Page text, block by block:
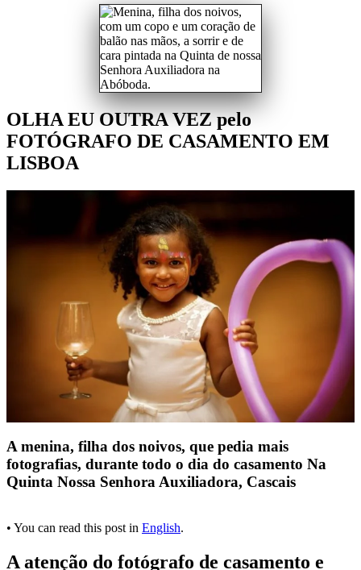
OLHA EU OUTRA VEZ pelo
FOTÓGRAFO DE CASAMENTO EM
LISBOA
A menina, filha dos noivos, que pedia mais
fotografias, durante todo o dia do casamento Na
Quinta Nossa Senhora Auxiliadora, Cascais
• You can read this post in English.
A atenção do fotógrafo de casamento e